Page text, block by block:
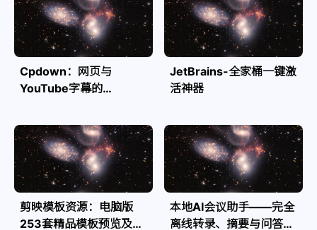
Cpdown：网页与
YouTube字幕的
JetBrains-全家桶一键激
活神器
剪映模板资源：电脑版
253套精品模板预览及源
本地AI会议助手——完全
离线转录、摘要与问答，